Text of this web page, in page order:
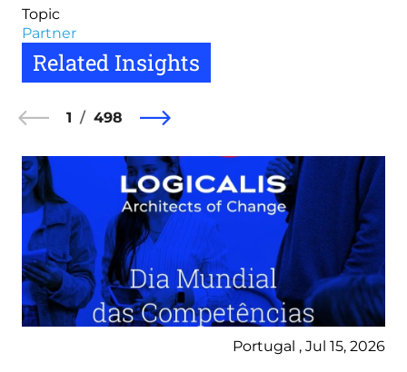
Topic
Partner
Related Insights
1 498
Portugal , Jul 15, 2026